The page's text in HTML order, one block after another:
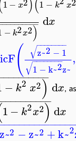
1− x )(1 − k x
− k2x2)
−
−−−−−−−− dx
( z~2 − 1
− −
−−−−−−
√
1 − k~2
− −
−−−−−−
√ z~
,
− k2 x2)
−
−−−−−−−−
dx,
1− k2x2)
−
−−−−−−−−
dx
z~2 −z~2 +k~2
−−−−−−−−−−−−−−